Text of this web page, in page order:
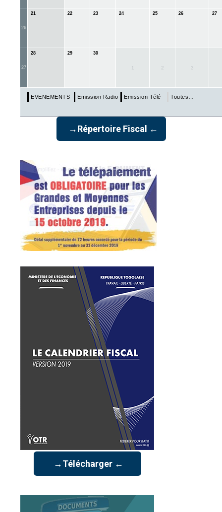
26
21 22 23 24 25 26 27
27
28 29 30
1 2 3
EVENEMENTS & ECHEANCES
Emission Radio Emission Télé Toutes…
→Répertoire Fiscal ←
→Télécharger ←